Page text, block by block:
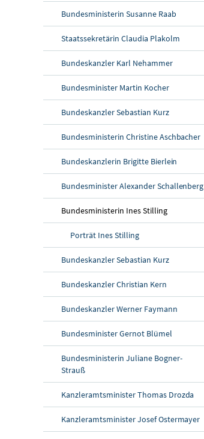
Bundesministerin Susanne Raab
Staatssekretärin Claudia Plakolm
Bundeskanzler Karl Nehammer
Bundesminister Martin Kocher
Bundeskanzler Sebastian Kurz
Bundesministerin Christine Aschbacher
Bundeskanzlerin Brigitte Bierlein
Bundesminister Alexander Schallenberg
Bundesministerin Ines Stilling
Porträt Ines Stilling
Bundeskanzler Sebastian Kurz
Bundeskanzler Christian Kern
Bundeskanzler Werner Faymann
Bundesminister Gernot Blümel
Bundesministerin Juliane Bogner-
Strauß
Kanzleramtsminister Thomas Drozda
Kanzleramtsminister Josef Ostermayer